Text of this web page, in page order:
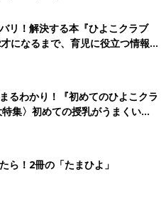
リ！解決する本『ひよこクラブ
になるまで、育児に役立つ情報が
るわかり！『初めてのひよこクラ
集〉初めての授乳がうまくい
クの基本と夏のトラブル 解決テ
ら！2冊の「たまひよ」